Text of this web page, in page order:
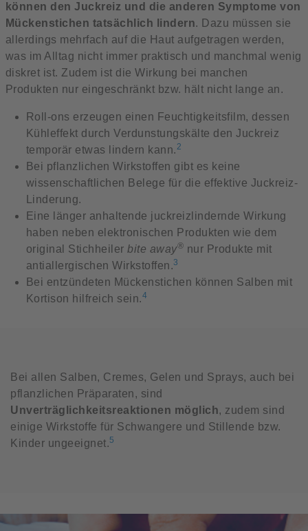
können den Juckreiz und die anderen Symptome von
Mückenstichen tatsächlich lindern. Dazu müssen sie
allerdings mehrfach auf die Haut aufgetragen werden,
was im Alltag nicht immer praktisch und manchmal wenig
diskret ist. Zudem ist die Wirkung bei manchen
Produkten nur eingeschränkt bzw. hält nicht lange an.
Roll-ons erzeugen einen Feuchtigkeitsfilm, dessen
Kühleffekt durch Verdunstungskälte den Juckreiz
temporär etwas lindern kann.2
Bei pflanzlichen Wirkstoffen gibt es keine
wissenschaftlichen Belege für die effektive Juckreiz-
Linderung.
Eine länger anhaltende juckreizlindernde Wirkung
haben neben elektronischen Produkten wie dem
original Stichheiler bite away® nur Produkte mit
antiallergischen Wirkstoffen.3
Bei entzündeten Mückenstichen können Salben mit
Kortison hilfreich sein.4
Bei allen Salben, Cremes, Gelen und Sprays, auch bei
pflanzlichen Präparaten, sind
Unverträglichkeitsreaktionen möglich, zudem sind
einige Wirkstoffe für Schwangere und Stillende bzw.
Kinder ungeeignet.5